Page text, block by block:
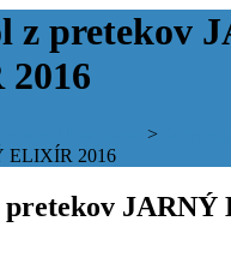
z pretekov
>
ELIXÍR 2016
pretekov